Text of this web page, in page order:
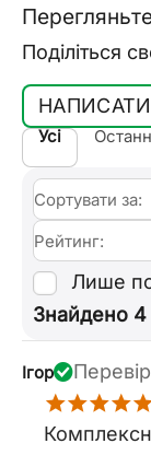
Поділіться
НАПИСАТИ
Усі
Сортувати за:
Рейтинг:
Лише
Знайдено 4
Ігор